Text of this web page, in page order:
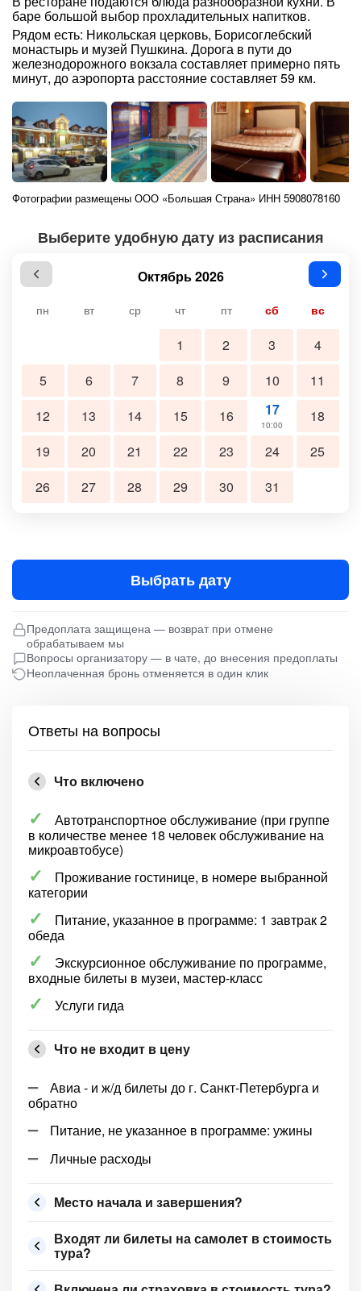
баре большой выбор прохладительных напитков.
Рядом есть: Никольская церковь, Борисоглебский
монастырь и музей Пушкина. Дорога в пути до
железнодорожного вокзала составляет примерно пять
минут, до аэропорта расстояние составляет 59 км.
Фотографии размещены ООО «Большая Страна» ИНН 5908078160
Выберите удобную дату из расписания
Октябрь 2026
пн вт ср чт пт сб вс
1 2 3
4
5
6 7 8 9 10
11
12
13 14 15 16 17
10:00
18
19
20 21 22 23 24
25
26
27 28 29 30 31
Выбрать дату
Предоплата защищена — возврат при отмене
обрабатываем мы
Вопросы организатору — в чате, до внесения предоплаты
Неоплаченная бронь отменяется в один клик
Ответы на вопросы
Что включено
Автотранспортное обслуживание (при группе
в количестве менее 18 человек обслуживание на
микроавтобусе)
Проживание гостинице, в номере выбранной
категории
Питание, указанное в программе: 1 завтрак 2
обеда
Экскурсионное обслуживание по программе,
входные билеты в музеи, мастер-класс
Услуги гида
Что не входит в цену
Авиа - и ж/д билеты до г. Санкт-Петербурга и
обратно
Питание, не указанное в программе: ужины
Личные расходы
Место начала и завершения?
Входят ли билеты на самолет в стоимость
тура?